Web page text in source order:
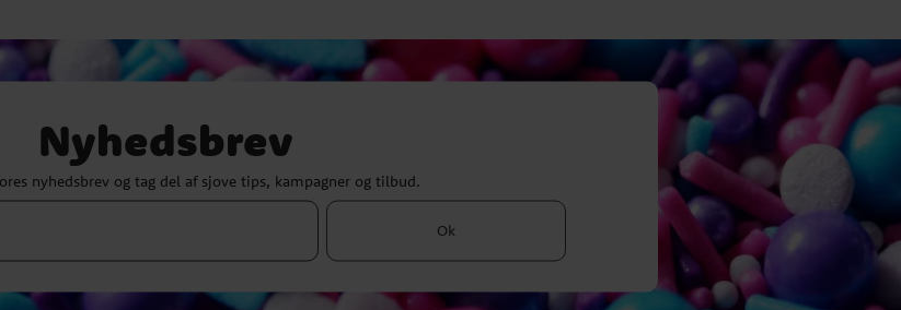
Nyhedsbrev
nyhedsbrev og tag del af sjove tips, kampagner og tilbud.
Ok